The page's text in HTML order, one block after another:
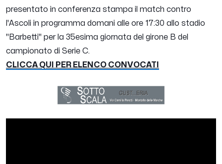
presentato in conferenza stampa il match contro
l'Ascoli in programma domani alle ore 17:30 allo stadio
"Barbetti" per la 35esima giornata del girone B del
campionato di Serie C.
CLICCA QUI PER ELENCO CONVOCATI